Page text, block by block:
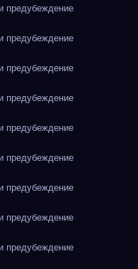
предубеждение
предубеждение
предубеждение
предубеждение
предубеждение
предубеждение
предубеждение
предубеждение
предубеждение